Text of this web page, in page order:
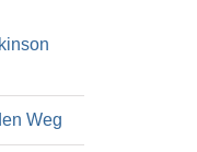
Weg